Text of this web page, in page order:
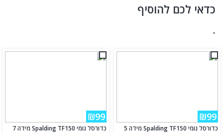
כדאי לכם להוסיף
-
₪99
כדורסל גומי Spalding TF150 מידה 5
₪99
כדורסל גומי Spalding TF150 מידה 7